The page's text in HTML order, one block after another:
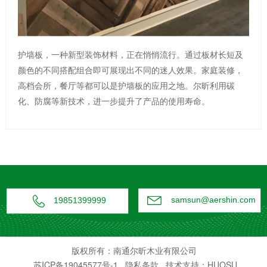
护墙板，一种新型装饰材料，正在悄悄流行。通过板材长短及
颜色的不同搭配组合即可展现出不同的迷人效果。家庭装修，
高档会所，餐厅等都可以是护墙板的应用之地。尔昕利用碳
化、防腐等新技术，进一步提升了产品的使用寿命。
 19851399999  samsun@aershin.com
版权所有：南通尔昕木业有限公司